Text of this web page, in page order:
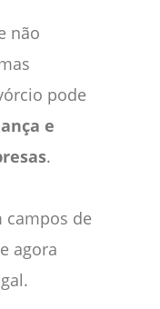
não
pode
e
.
campos de
agora